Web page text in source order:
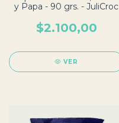
y Papa - 90 grs. - JuliCroc
$2.100,00
VER